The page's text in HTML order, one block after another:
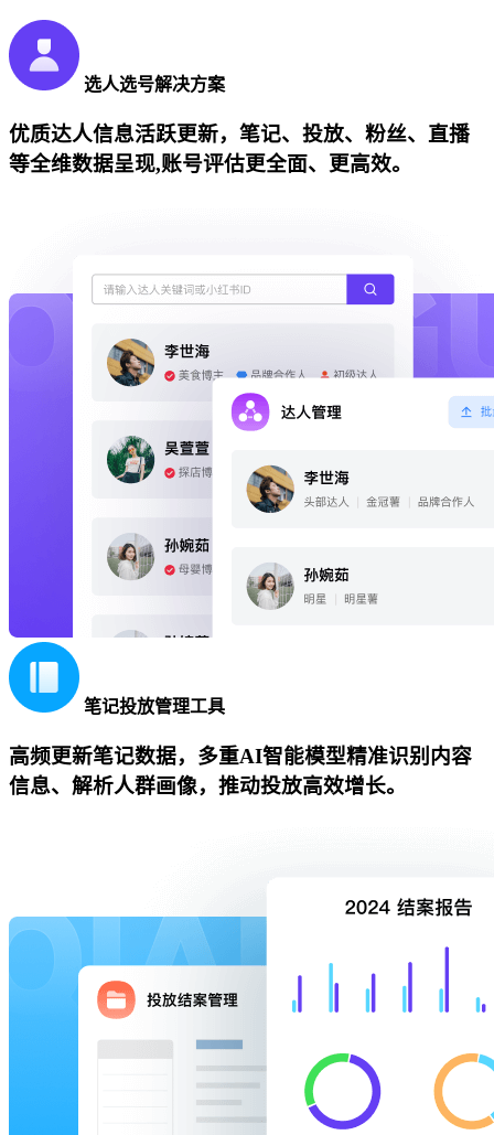
选人选号解决方案
优质达人信息活跃更新，笔记、投放、粉丝、直播
等全维数据呈现,账号评估更全面、更高效。
笔记投放管理工具
高频更新笔记数据，多重AI智能模型精准识别内容
信息、解析人群画像，推动投放高效增长。